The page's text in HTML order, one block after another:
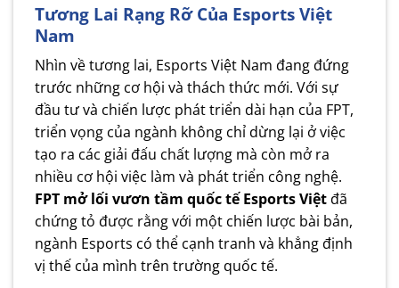
Tương Lai Rạng Rỡ Của Esports Việt
Nam
Nhìn về tương lai, Esports Việt Nam đang đứng
trước những cơ hội và thách thức mới. Với sự
đầu tư và chiến lược phát triển dài hạn của FPT,
triển vọng của ngành không chỉ dừng lại ở việc
tạo ra các giải đấu chất lượng mà còn mở ra
nhiều cơ hội việc làm và phát triển công nghệ.
FPT mở lối vươn tầm quốc tế Esports Việtđã
chứng tỏ được rằng với một chiến lược bài bản,
ngành Esports có thể cạnh tranh và khẳng định
vị thế của mình trên trường quốc tế.